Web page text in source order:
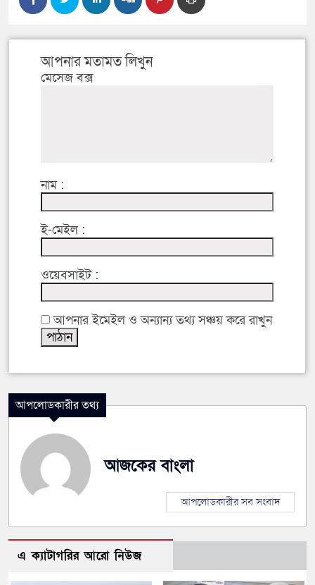
আপনার মতামত লিখুন
মেসেজ বক্স
নাম :
ই-মেইল :
ওয়েবসাইট :
আপনার ইমেইল ও অন্যান্য তথ্য সঞ্চয় করে রাখুন
আপলোডকারীর তথ্য
আজকের বাংলা
আপলোডকারীর সব সংবাদ
এ ক্যাটাগরির আরো নিউজ